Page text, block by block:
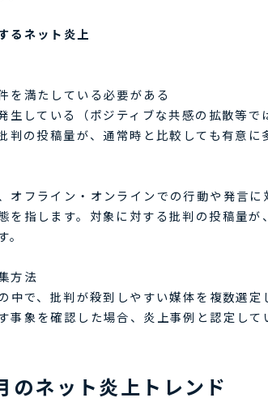
るネット炎上
を満たしている必要がある
生している（ポジティブな共感の拡散等で
判の投稿量が、通常時と比較しても有意に
オフライン・オンラインでの行動や発言に
を指します。対象に対する批判の投稿量
方法
中で、批判が殺到しやすい媒体を複数選
事象を確認した場合、炎上事例と認定して
のネット炎上トレンド